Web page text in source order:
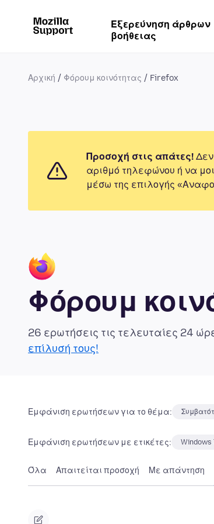
Εξερεύνηση άρθρων
βοήθειας
Αρχική Φόρουμ κοινότητας Firefox
Προσοχή στις απάτες!
αριθμό τηλεφώνου ή να
μέσω της επιλογής
Φόρουμ
26 ερωτήσεις τις τελευταίες 24
επίλυσή τους!
Εμφάνιση ερωτήσεων για το θέμα:
Εμφάνιση ερωτήσεων με ετικέτες: Windows
Όλα Απαιτείται προσοχή Με απάντηση